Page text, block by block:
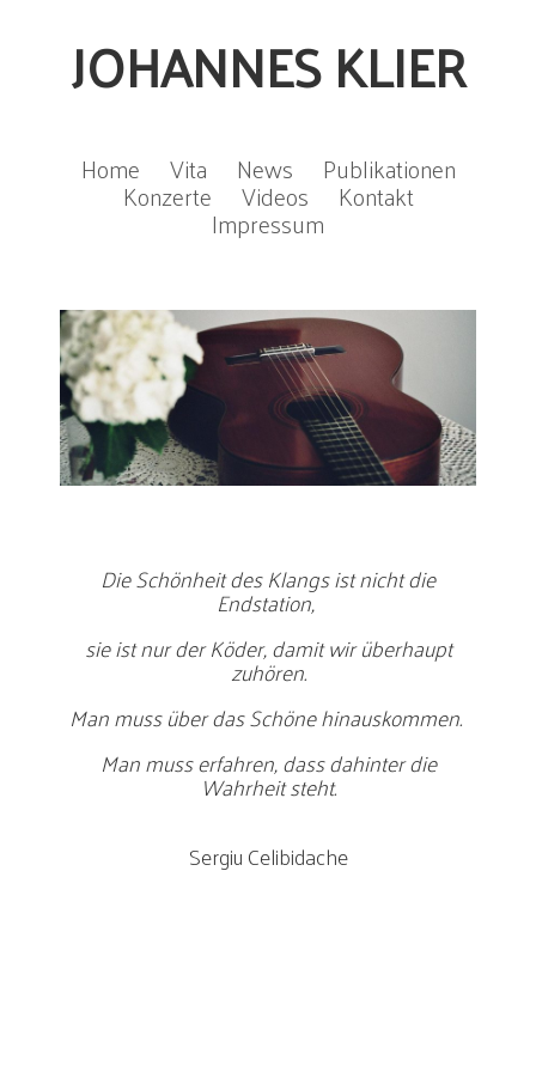
JOHANNES KLIER
Home Vita News Publikationen
Konzerte Videos Kontakt
Impressum
Die Schönheit des Klangs ist nicht die
Endstation,
sie ist nur der Köder, damit wir überhaupt
zuhören.
Man muss über das Schöne hinauskommen.
Man muss erfahren, dass dahinter die
Wahrheit steht.
Sergiu Celibidache